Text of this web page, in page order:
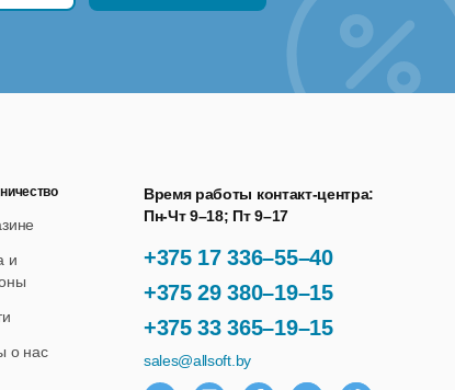
+375 17 336–55–40
+375 29 380–19–15
+375 33 365–19–15
Время работы контакт-центра:
Пн-Чт 9–18; Пт 9–17
sales@allsoft.by
и
о нас